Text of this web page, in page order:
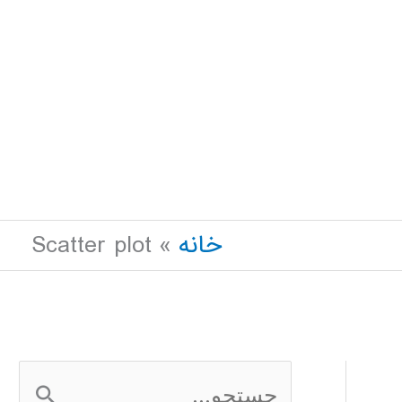
خانه
Scatter plot